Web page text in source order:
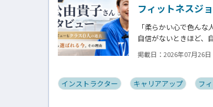
フィットネスジ
「柔らかい心で色んな
自信がないときほど、
そんな風に自分だけ
師の若松由貴子さん。
掲載日： 2026年07月26日
インストラクター キャリアアップ フ